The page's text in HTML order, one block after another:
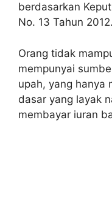
berdasarkan
No. 13 Tahun 2012.
Orang tidak
mempunyai
upah, yang hanya
dasar yang layak
membayar iuran